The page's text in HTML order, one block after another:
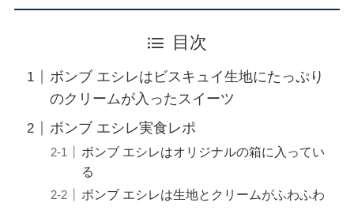
目次
ボンブ エシレはビスキュイ生地にたっぷり
のクリームが入ったスイーツ
ボンブ エシレ実食レポ
ボンブ エシレはオリジナルの箱に入ってい
る
ボンブ エシレは生地とクリームがふわふわ